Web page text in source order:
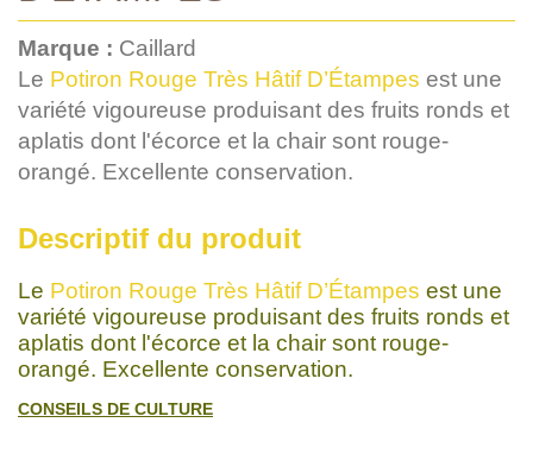
Marque : Caillard
Le Potiron Rouge Très Hâtif D’Étampes est une
variété vigoureuse produisant des fruits ronds et
aplatis dont l'écorce et la chair sont rouge-
orangé. Excellente conservation.
Descriptif du produit
Le Potiron Rouge Très Hâtif D’Étampes est une
variété vigoureuse produisant des fruits ronds et
aplatis dont l'écorce et la chair sont rouge-
orangé. Excellente conservation.
CONSEILS DE CULTURE